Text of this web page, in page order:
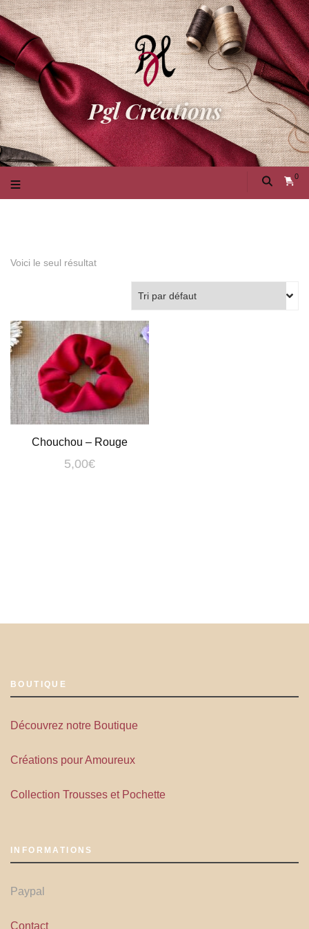
Pgl Créations
0
Voici le seul résultat
Chouchou – Rouge
5,00€
BOUTIQUE
Découvrez notre Boutique
Créations pour Amoureux
Collection Trousses et Pochette
INFORMATIONS
Paypal
Contact